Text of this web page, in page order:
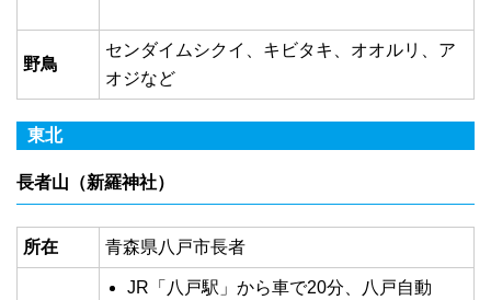
野鳥
センダイムシクイ、キビタキ、オオルリ、ア
オジなど
東北
長者山（新羅神社）
所在 青森県八戸市長者
JR「八戸駅」から車で20分、八戸自動